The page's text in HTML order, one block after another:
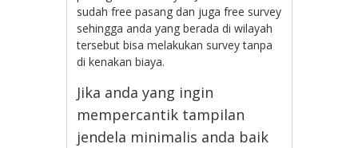
sudah free pasang dan juga free survey
sehingga anda yang berada di wilayah
tersebut bisa melakukan survey tanpa
di kenakan biaya.
Jika anda yang ingin
mempercantik tampilan
jendela minimalis anda baik